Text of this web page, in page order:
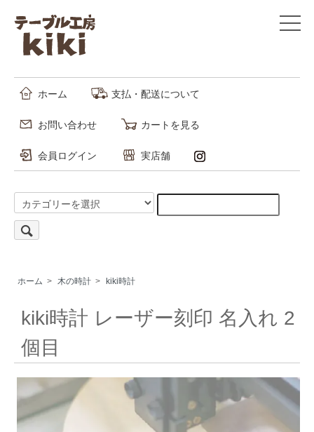
ホーム 支払・配送について
お問い合わせ カートを見る
会員ログイン 実店舗
ホーム > 木の時計 > kiki時計
kiki時計 レーザー刻印 名入れ 2
個目